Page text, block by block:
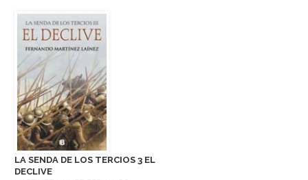
LA SENDA DE LOS TERCIOS 3 EL
DECLIVE